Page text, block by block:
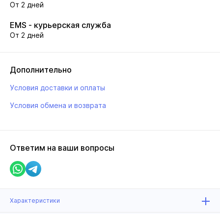
От 2 дней
EMS - курьерская служба
От 2 дней
Дополнительно
Условия доставки и оплаты
Условия обмена и возврата
Ответим на ваши вопросы
Характеристики